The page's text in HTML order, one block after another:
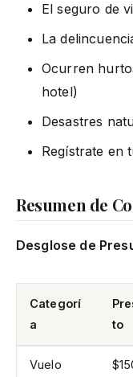
El seguro de
La
Ocurren
hotel)
Desastres
Regístrate en
Resumen de
Desglose de
Categorí
a
to
Vuelo